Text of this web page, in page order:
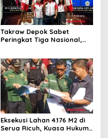
Takraw Depok Sabet
Peringkat Tiga Nasional,
Eksekusi Lahan 4.176 M2 di
Serua Ricuh, Kuasa Hukum